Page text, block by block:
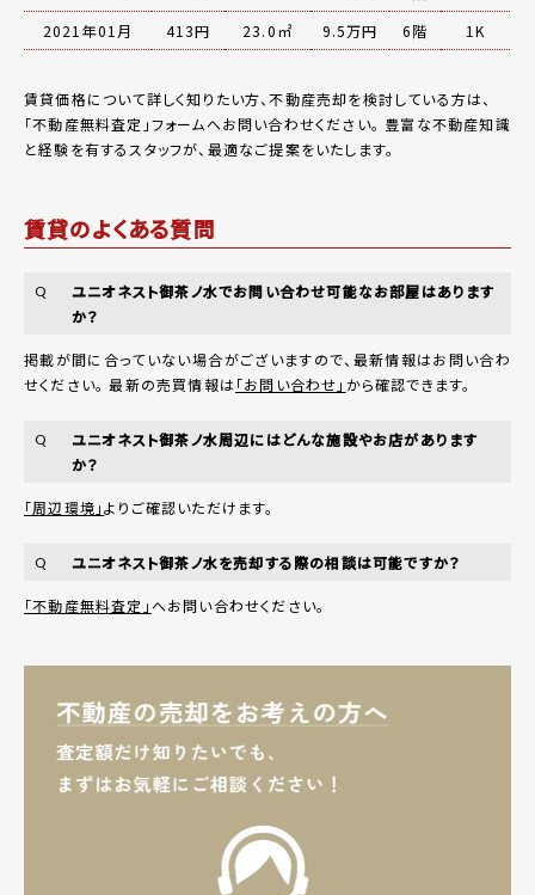
2021年01月
413円 23.0㎡ 9.5万円 6階 1K
賃貸価格について詳しく知りたい方、不動産売却を検討している方は、
「不動産無料査定 」フォームへお問い合わせください。 豊富な不動産知識
と経験を有するスタッフが、最適なご提案をいたします。
賃貸のよくある質問
Q
ユニオネスト御茶ノ水でお問い合わせ可能なお部屋はあります
か？
掲載が間に合っていない場合がございますので、最新情報はお問い合わ
せください。 最新の売買情報は「お問い合わせ」 から確認できます。
Q
ユニオネスト御茶ノ水周辺にはどんな施設やお店があります
か？
「周辺環境」よりご確認いただけます。
Q ユニオネスト御茶ノ水を売却する際の相談は可能ですか？
「不動産無料査定」へお問い合わせください。